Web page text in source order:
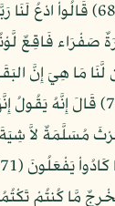
فَافْعَلُواْ مَا تُؤْمَرونَ (68)
لَّنَا مَا هِيَ إِنَّ
شَاء اللَّهُ لَمُهْتَدُونَ (70) قَالَ
مُسَلَّمَةٌ لاَّ شِيَةَ